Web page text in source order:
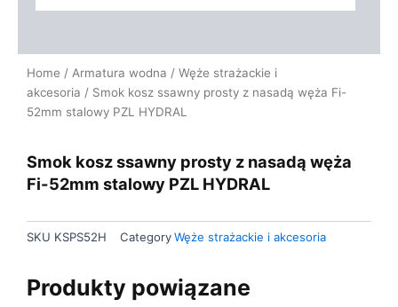
Home / Armatura wodna / Węże strażackie i
akcesoria / Smok kosz ssawny prosty z nasadą węża Fi-
52mm stalowy PZL HYDRAL
Smok kosz ssawny prosty z nasadą węża
Fi-52mm stalowy PZL HYDRAL
SKU KSPS52H CategoryWęże strażackie i akcesoria
Produkty powiązane